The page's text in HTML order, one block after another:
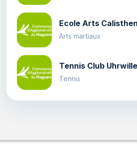
Ecole Arts
Arts martiaux
Tennis Club
Tennis